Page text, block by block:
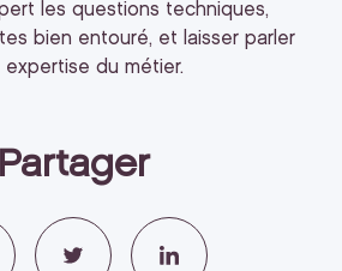
Partager
les questions techniques,
bien entouré, et laisser parler
du métier.